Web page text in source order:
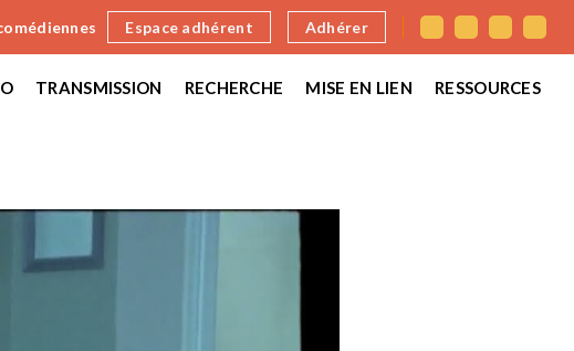
Espace adhérent Adhérer
TRANSMISSION RECHERCHE MISE EN LIEN RESSOURCES